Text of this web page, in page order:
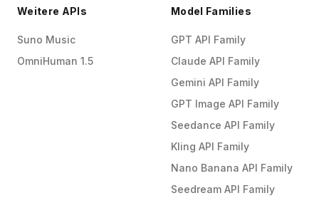
Weitere APIs
Suno Music
OmniHuman 1.5
Model Families
GPT API Family
Claude API Family
Gemini API Family
GPT Image API Family
Seedance API Family
Kling API Family
Nano Banana API Family
Seedream API Family